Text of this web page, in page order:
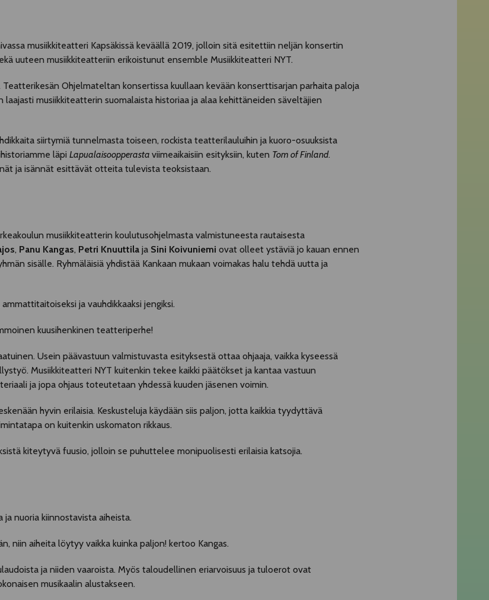
musiikkiteatteri Kapsäkissä keväällä 2019, jolloin sitä esitettiin neljän konsertin
uuteen musiikkiteatteriin erikoistunut ensemble Musiikkiteatteri NYT.
Ohjelmateltan konsertissa kuullaan kevään konserttisarjan parhaita paloja
musiikkiteatterin suomalaista historiaa ja alaa kehittäneiden säveltäjien
siirtymiä tunnelmasta toiseen, rockista teatterilauluihin ja kuoro-osuuksista
läpi Lapualaisoopperasta viimeaikaisiin esityksiin, kuten Tom of Finland.
ja isännät esittävät otteita tulevista teoksistaan.
musiikkiteatterin koulutusohjelmasta valmistuneesta rautaisesta
, Panu Kangas, Petri Knuuttilaja Sini Koivuniemi ovat olleet ystäviä jo kauan ennen
sisälle. Ryhmäläisiä yhdistää Kankaan mukaan voimakas halu tehdä uutta ja
ja vauhdikkaaksi jengiksi.
kuusihenkinen teatteriperhe!
Usein päävastuun valmistuvasta esityksestä ottaa ohjaaja, vaikka kyseessä
Musiikkiteatteri NYT kuitenkin tekee kaikki päätökset ja kantaa vastuun
ja jopa ohjaus toteutetaan yhdessä kuuden jäsenen voimin.
hyvin erilaisia. Keskusteluja käydään siis paljon, jotta kaikkia tyydyttävä
on kuitenkin uskomaton rikkaus.
kiteytyvä fuusio, jolloin se puhuttelee monipuolisesti erilaisia katsojia.
nuoria kiinnostavista aiheista.
niin aiheita löytyy vaikka kuinka paljon! kertoo Kangas.
ja niiden vaaroista. Myös taloudellinen eriarvoisuus ja tuloerot ovat
musikaalin alustakseen.